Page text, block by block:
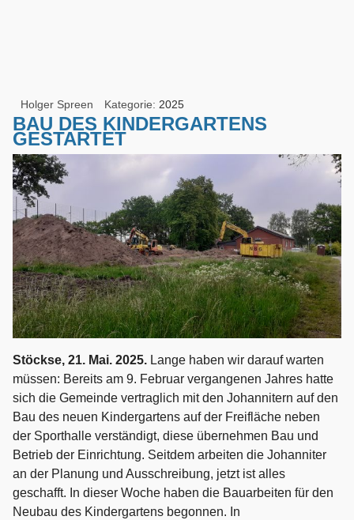
Holger Spreen Kategorie: 2025
BAU DES KINDERGARTENS
GESTARTET
Stöckse, 21. Mai. 2025. Lange haben wir darauf warten
müssen: Bereits am 9. Februar vergangenen Jahres hatte
sich die Gemeinde vertraglich mit den Johannitern auf den
Bau des neuen Kindergartens auf der Freifläche neben
der Sporthalle verständigt, diese übernehmen Bau und
Betrieb der Einrichtung. Seitdem arbeiten die Johanniter
an der Planung und Ausschreibung, jetzt ist alles
geschafft. In dieser Woche haben die Bauarbeiten für den
Neubau des Kindergartens begonnen. In